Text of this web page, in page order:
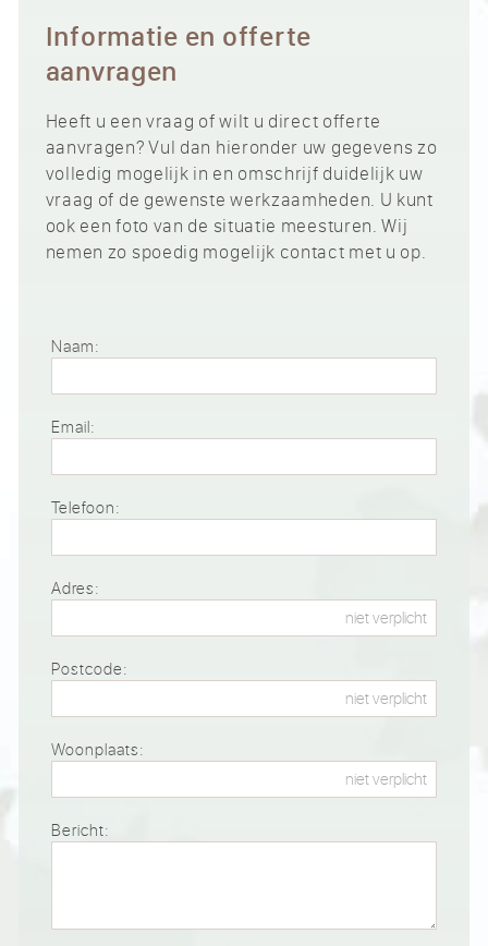
Informatie en offerte
aanvragen
Heeft u een vraag of wilt u direct offerte
aanvragen? Vul dan hieronder uw gegevens zo
volledig mogelijk in en omschrijf duidelijk uw
vraag of de gewenste werkzaamheden. U kunt
ook een foto van de situatie meesturen. Wij
nemen zo spoedig mogelijk contact met u op.
Naam:
Email:
Telefoon:
Adres:
Postcode:
Woonplaats:
Bericht: